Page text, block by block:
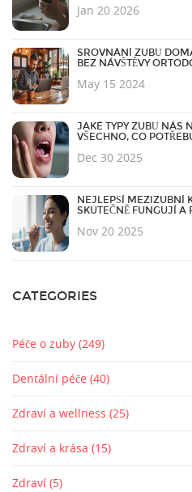
Jan 20 2026
SROVNÁNÍ ZUBŮ
BEZ NÁVŠTĚVY
May 15 2024
JAKÉ TYPY ZUBŮ NÁS
VŠECHNO, CO
Dec 30 2025
NEJLEPŠÍ MEZIZUBNÍ
SKUTEČNĚ FUNGUJÍ A
Nov 20 2025
CATEGORIES
Péče o zuby (249)
Dentální péče (40)
Zdraví a wellness (25)
Zdraví a krása (15)
Zdraví (5)